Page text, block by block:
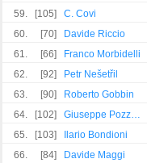
59.
[105] C. Covi
60.
[70] Davide Riccio
61.
[66] Franco Morbidelli
62.
[92] Petr Nešetřil
63.
[90] Roberto Gobbin
64.
[102] Giuseppe Pozzoli
65.
[103] Ilario Bondioni
66.
[84] Davide Maggi